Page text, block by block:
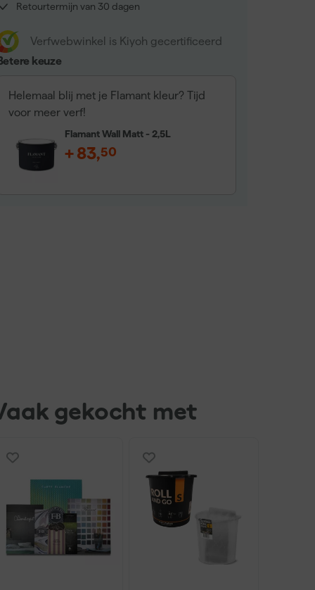
Retourtermijn van 30 dagen
Verfwebwinkel is Kiyoh gecertificeerd
keuze
Helemaal blij met je Flamant kleur? Tijd
voor meer verf!
Flamant Wall Matt - 2,5L
+83,50
gekocht met